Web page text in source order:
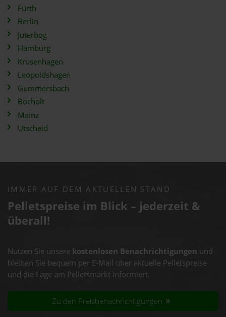
Fürth
Berlin
Jüterbog
Hamburg
Krusenhagen
Leopoldshagen
Gummersbach
Bocholt
Mainz
Utscheid
IMMER AUF DEM AKTUELLEN STAND
Pelletspreise im Blick – jederzeit &
überall!
Nutzen Sie unsere kostenlosen Benachrichtigungen und
bleiben Sie bequem per E-Mail über aktuelle Pelletspreise
und die Lage am Pelletsmarkt informiert.
Zu den Preisbenachrichtigungen